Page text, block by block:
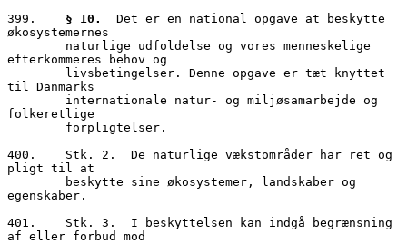
§ 10.
  Det er en national opgave at beskytte
økosystemernes
efterkommeres behov og
til Danmarks
folkeretlige
400.	Stk. 2.  De naturlige vækstområder har ret og
pligt til at
egenskaber.
401.	Stk. 3.  I beskyttelsen kan indgå begrænsning
af eller forbud mod